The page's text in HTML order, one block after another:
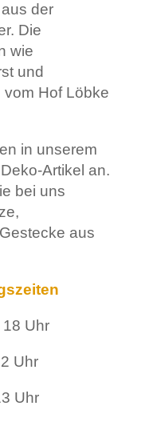
der
Die
wie
und
Hof Löbke
in unserem
Artikel an.
bei uns
aus
Uhr
Uhr
Uhr